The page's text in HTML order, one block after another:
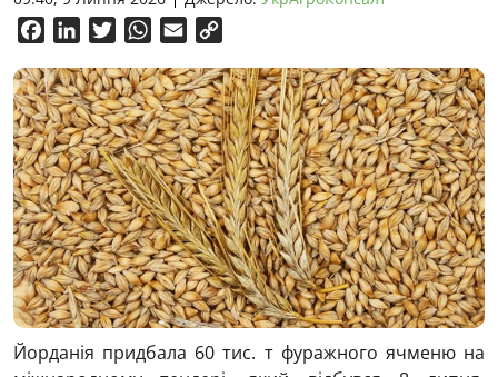
FacebookLinkedInTwitterWhatsApp
Email
Йорданія придбала 60 тис. т фуражного ячменю на